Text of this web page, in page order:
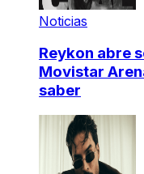
Noticias
Reykon abre
Movistar
saber